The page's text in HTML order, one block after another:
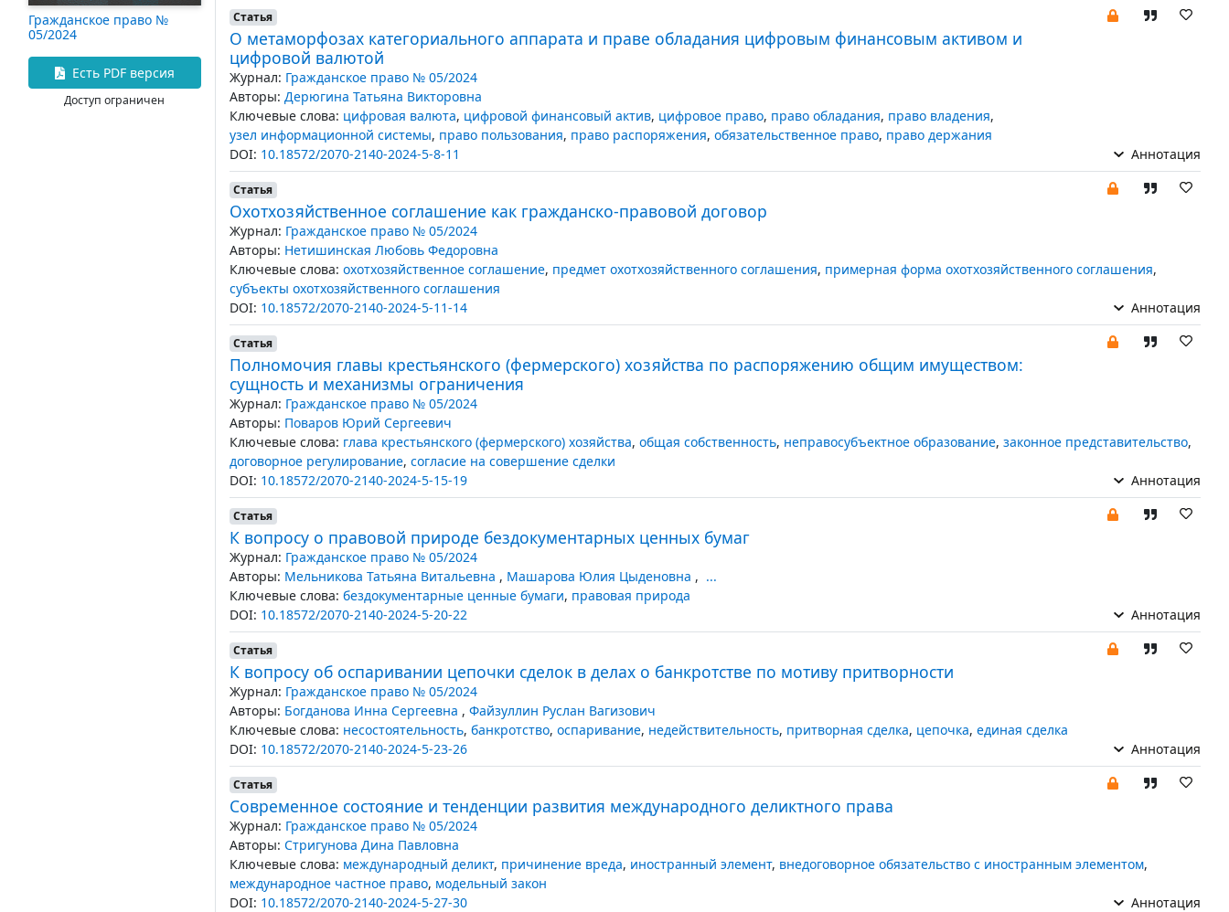
Гражданское право №
05/2024
Есть PDF версия
Доступ ограничен
Статья
О метаморфозах категориального аппарата и праве обладания цифровым финансовым активом и
цифровой валютой
Журнал: Гражданское право № 05/2024
Авторы: Дерюгина Татьяна Викторовна
Ключевые слова: цифровая валюта, цифровой финансовый актив, цифровое право, право обладания, право владения,
узел информационной системы, право пользования, право распоряжения, обязательственное право, право держания
DOI: 10.18572/2070-2140-2024-5-8-11 Аннотация
Статья
Охотхозяйственное соглашение как гражданско-правовой договор
Журнал: Гражданское право № 05/2024
Авторы: Нетишинская Любовь Федоровна
Ключевые слова: охотхозяйственное соглашение, предмет охотхозяйственного соглашения, примерная форма охотхозяйственного соглашения,
субъекты охотхозяйственного соглашения
DOI: 10.18572/2070-2140-2024-5-11-14 Аннотация
Статья
Полномочия главы крестьянского (фермерского) хозяйства по распоряжению общим имуществом:
сущность и механизмы ограничения
Журнал: Гражданское право № 05/2024
Авторы: Поваров Юрий Сергеевич
Ключевые слова: глава крестьянского (фермерского) хозяйства, общая собственность, неправосубъектное образование, законное представительство,
договорное регулирование, согласие на совершение сделки
DOI: 10.18572/2070-2140-2024-5-15-19 Аннотация
Статья
К вопросу о правовой природе бездокументарных ценных бумаг
Журнал: Гражданское право № 05/2024
Авторы: Мельникова Татьяна Витальевна , Машарова Юлия Цыденовна , ...
Ключевые слова: бездокументарные ценные бумаги, правовая природа
DOI: 10.18572/2070-2140-2024-5-20-22 Аннотация
Статья
К вопросу об оспаривании цепочки сделок в делах о банкротстве по мотиву притворности
Журнал: Гражданское право № 05/2024
Авторы: Богданова Инна Сергеевна , Файзуллин Руслан Вагизович
Ключевые слова: несостоятельность, банкротство, оспаривание, недействительность, притворная сделка, цепочка, единая сделка
DOI: 10.18572/2070-2140-2024-5-23-26 Аннотация
Статья
Современное состояние и тенденции развития международного деликтного права
Журнал: Гражданское право № 05/2024
Авторы: Стригунова Дина Павловна
Ключевые слова: международный деликт, причинение вреда, иностранный элемент, внедоговорное обязательство с иностранным элементом,
международное частное право, модельный закон
DOI: 10.18572/2070-2140-2024-5-27-30 Аннотация